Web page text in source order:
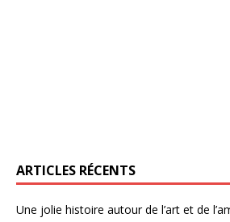
ARTICLES RÉCENTS
Une jolie histoire autour de l’art et de